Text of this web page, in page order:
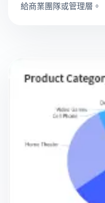
給商業團隊或管理層。